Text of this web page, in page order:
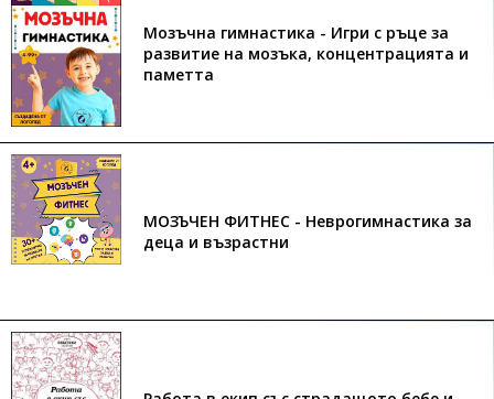
Мозъчна гимнастика - Игри с ръце за
развитие на мозъка, концентрацията и
паметта
МОЗЪЧЕН ФИТНЕС - Неврогимнастика за
деца и възрастни